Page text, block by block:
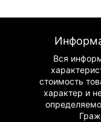
половины XX
ценным
ценителей
Это не просто
семейных
фарфоре.
коллекции или
ценителей
Вся
стоимость
характер и